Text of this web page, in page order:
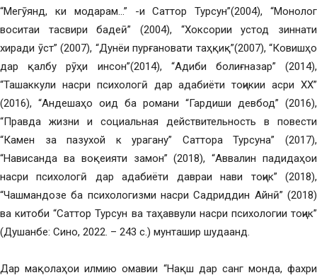
“Мегӯянд, ки модарам…” -и Саттор Турсун”(2004), “Монолог
воситаи тасвири бадеӣ” (2004), “Хоксории устод зиннати
хиради ӯст” (2007), “Дунёи пурғановати таҳқиқ”(2007), “Ковишҳо
дар қалбу рӯҳи инсон”(2014), “Адиби болиғназар” (2014),
“Ташаккули насри психологӣ дар адабиёти тоҷикии асри ХХ”
(2016), “Андешаҳо оид ба романи “Гардиши девбод” (2016),
“Правда жизни и социальная действительность в повести
“Камен за пазухой к урагану” Саттора Турсуна” (2017),
“Нависанда ва воқеияти замон” (2018), “Аввалин падидаҳои
насри психологӣ дар адабиёти давраи нави тоҷик” (2018),
“Чашмандозе ба психологизми насри Садриддин Айнӣ” (2018)
ва китоби “Саттор Турсун ва таҳаввули насри психологии тоҷик”
(Душанбе: Сино, 2022. – 243 с.) мунташир шудаанд.
Дар мақолаҳои илмию омавии “Нақш дар санг монда, фахри